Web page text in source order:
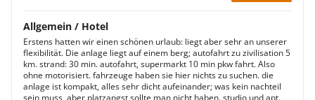
Allgemein / Hotel
Erstens hatten wir einen schönen urlaub: liegt aber sehr an unserer
flexibilität. Die anlage liegt auf einem berg; autofahrt zu zivilisation 5
km. strand: 30 min. autofahrt, supermarkt 10 min pkw fahrt. Also
ohne motorisiert. fahrzeuge haben sie hier nichts zu suchen. die
anlage ist kompakt, alles sehr dicht aufeinander; was kein nachteil
sein muss, aber platzangst sollte man nicht haben. studio und apt.